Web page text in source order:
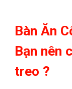
Bàn Ăn
Bạn nên
treo ?